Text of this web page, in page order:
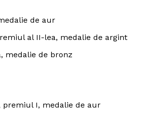
Contactați-ne
de aur
al II-lea, medalie de argint
medalie de bronz
premiul I, medalie de aur